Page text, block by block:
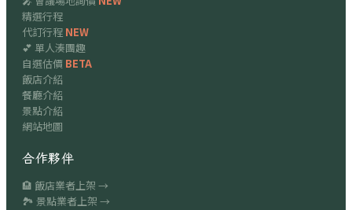
精選行程
代訂行程 NEW
💕 單人湊團趣
自選估價 BETA
飯店介紹
餐廳介紹
景點介紹
網站地圖
合作夥伴
🏨 飯店業者上架 →
🏞 景點業者上架 →